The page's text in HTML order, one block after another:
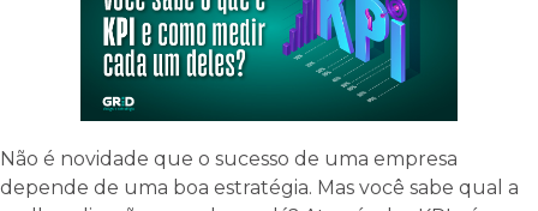
Não é novidade que o sucesso de uma empresa
depende de uma boa estratégia. Mas você sabe qual a